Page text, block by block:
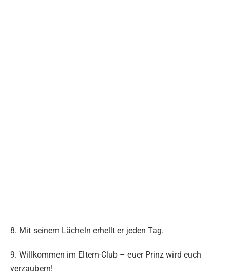
8. Mit seinem Lächeln erhellt er jeden Tag.
9. Willkommen im Eltern-Club – euer Prinz wird euch
verzaubern!